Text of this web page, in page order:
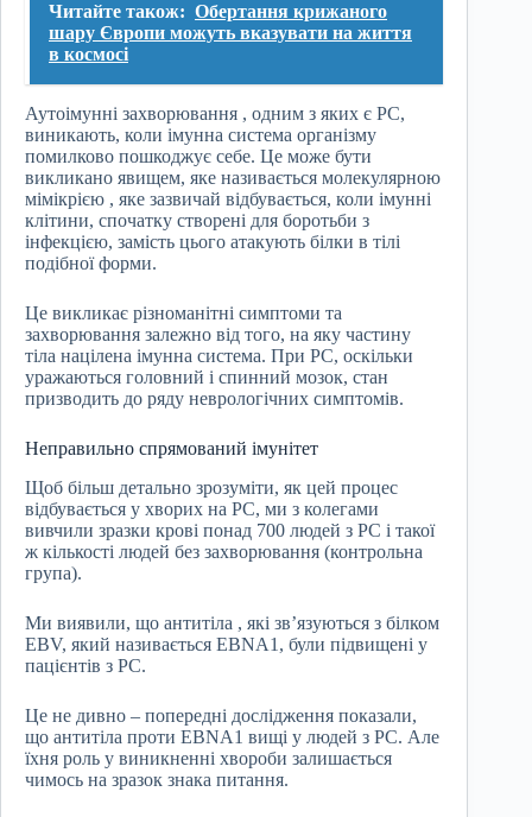
Читайте також: Обертання крижаного
шару Європи можуть вказувати на життя
в космосі
Аутоімунні захворювання , одним з яких є РС,
виникають, коли імунна система організму
помилково пошкоджує себе. Це може бути
викликано явищем, яке називається молекулярною
мімікрією , яке зазвичай відбувається, коли імунні
клітини, спочатку створені для боротьби з
інфекцією, замість цього атакують білки в тілі
подібної форми.
Це викликає різноманітні симптоми та
захворювання залежно від того, на яку частину
тіла націлена імунна система. При РС, оскільки
уражаються головний і спинний мозок, стан
призводить до ряду неврологічних симптомів.
Неправильно спрямований імунітет
Щоб більш детально зрозуміти, як цей процес
відбувається у хворих на РС, ми з колегами
вивчили зразки крові понад 700 людей з РС і такої
ж кількості людей без захворювання (контрольна
група).
Ми виявили, що антитіла , які зв’язуються з білком
EBV, який називається EBNA1, були підвищені у
пацієнтів з РС.
Це не дивно – попередні дослідження показали,
що антитіла проти EBNA1 вищі у людей з РС. Але
їхня роль у виникненні хвороби залишається
чимось на зразок знака питання.